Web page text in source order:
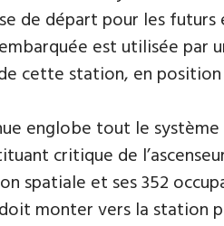
de départ pour les
est utilisée par
cette station, en
englobe tout le
critique de
spatiale et ses 352
monter vers la station